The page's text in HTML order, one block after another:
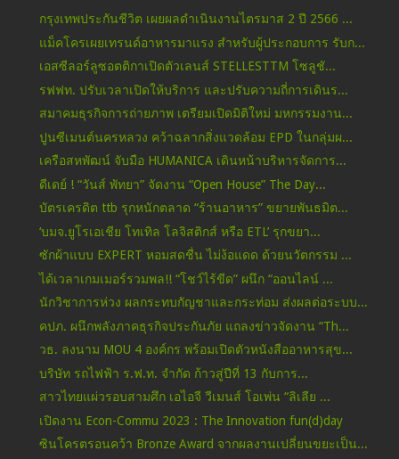
กรุงเทพประกันชีวิต เผยผลดำเนินงานไตรมาส 2 ปี 2566 ...
แม็คโครเผยเทรนด์อาหารมาแรง สำหรับผู้ประกอบการ รับก...
เอสซีลอร์ลูซอตติกาเปิดตัวเลนส์ STELLESTTM โซลูชั...
รฟฟท. ปรับเวลาเปิดให้บริการ และปรับความถี่การเดินร...
สมาคมธุรกิจการถ่ายภาพ เตรียมเปิดมิติใหม่ มหกรรมงาน...
ปูนซีเมนต์นครหลวง คว้าฉลากสิ่งแวดล้อม EPD ในกลุ่มผ...
เครือสหพัฒน์ จับมือ HUMANICA เดินหน้าบริหารจัดการ...
ดีเดย์ ! “วันส์ พัทยา” จัดงาน “Open House” The Day...
บัตรเครดิต ttb รุกหนักตลาด “ร้านอาหาร” ขยายพันธมิต...
‘บมจ.ยูโรเอเชีย โทเทิล โลจิสติกส์ หรือ ETL’ รุกขยา...
ซักผ้าแบบ EXPERT หอมสดชื่น ไม่ง้อแดด ด้วยนวัตกรรม ...
ได้เวลาเกมเมอร์รวมพล!! “โชว์ไร้ขีด” ผนึก “ออนไลน์ ...
นักวิชาการห่วง ผลกระทบกัญชาและกระท่อม ส่งผลต่อระบบ...
คปภ. ผนึกพลังภาคธุรกิจประกันภัย แถลงข่าวจัดงาน “Th...
วธ. ลงนาม MOU 4 องค์กร พร้อมเปิดตัวหนังสืออาหารสุข...
บริษัท รถไฟฟ้า ร.ฟ.ท. จำกัด ก้าวสู่ปีที่ 13 กับการ...
สาวไทยแผ่วรอบสามศึก เอไอจี วีเมนส์ โอเพ่น “ลิเลีย ...
เปิดงาน Econ-Commu 2023 : The Innovation fun(d)day
ซินโครตรอนคว้า Bronze Award จากผลงานเปลี่ยนขยะเป็น...